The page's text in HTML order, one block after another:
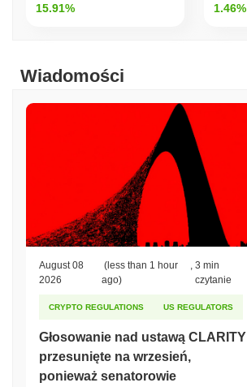
15.91% 1.46%
Wiadomości
August 08
2026
(less than 1 hour
ago)
,3 min
czytanie
CRYPTO REGULATIONS US REGULATORS
Głosowanie nad ustawą CLARITY
przesunięte na wrzesień,
ponieważ senatorowie